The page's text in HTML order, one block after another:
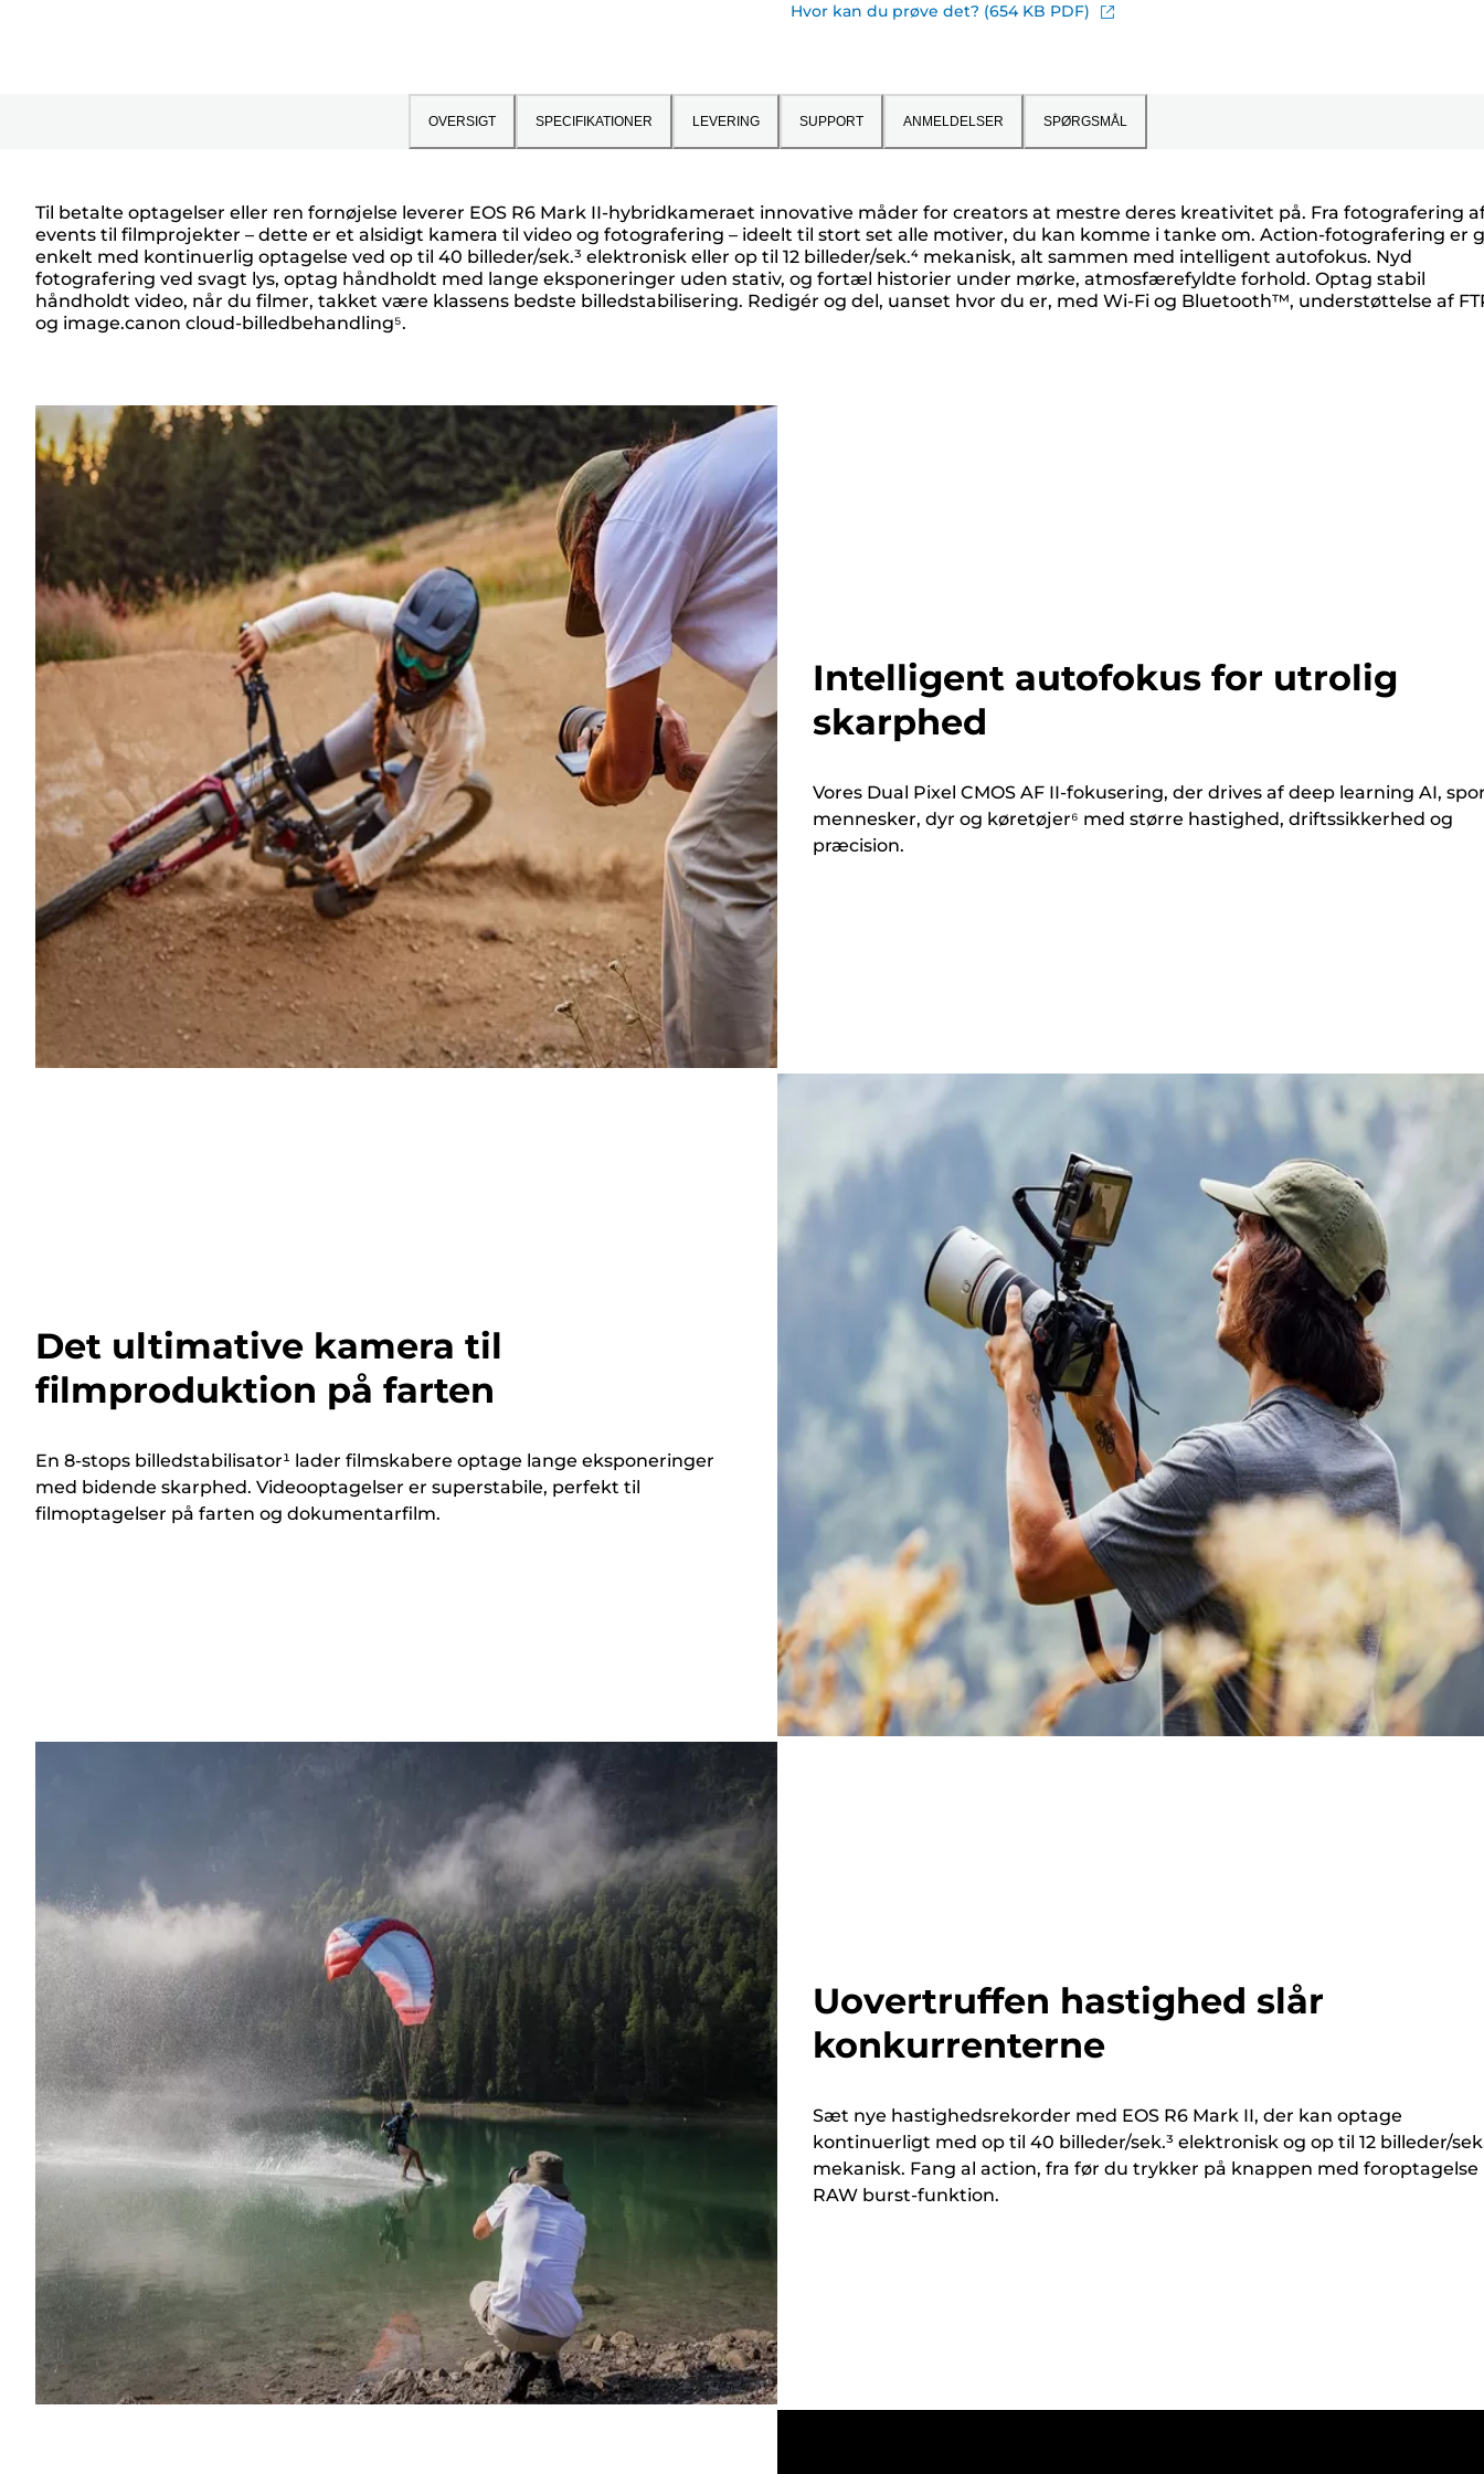
Hvor kan du prøve det? (654 KB PDF)
OVERSIGT SPECIFIKATIONER LEVERING SUPPORT ANMELDELSER SPØRGSMÅL
Oversigt
Til betalte optagelser eller ren fornøjelse leverer EOS R6 Mark II-hybridkameraet innovative måder for creators at mestre deres kreativitet på. Fra fotografering
events til filmprojekter – dette er et alsidigt kamera til video og fotografering – ideelt til stort set alle motiver, du kan komme i tanke om. Action-fotografering er
enkelt med kontinuerlig optagelse ved op til 40 billeder/sek.³ elektronisk eller op til 12 billeder/sek.⁴ mekanisk, alt sammen med intelligent autofokus. Nyd
fotografering ved svagt lys, optag håndholdt med lange eksponeringer uden stativ, og fortæl historier under mørke, atmosfærefyldte forhold. Optag stabil
håndholdt video, når du filmer, takket være klassens bedste billedstabilisering. Redigér og del, uanset hvor du er, med Wi-Fi og Bluetooth™, understøttelse af
og image.canon cloud-billedbehandling⁵.
Intelligent autofokus for utrolig
skarphed
Vores Dual Pixel CMOS AF II-fokusering, der drives af deep learning AI,
mennesker, dyr og køretøjer⁶ med større hastighed, driftssikkerhed og
præcision.
Det ultimative kamera til
filmproduktion på farten
En 8-stops billedstabilisator¹ lader filmskabere optage lange eksponeringer
med bidende skarphed. Videooptagelser er superstabile, perfekt til
filmoptagelser på farten og dokumentarfilm.
Uovertruffen hastighed slår
konkurrenterne
Sæt nye hastighedsrekorder med EOS R6 Mark II, der kan optage
kontinuerligt med op til 40 billeder/sek.³ elektronisk og op til 12 billeder/
mekanisk. Fang al action, fra før du trykker på knappen med foroptagelse
RAW burst-funktion.